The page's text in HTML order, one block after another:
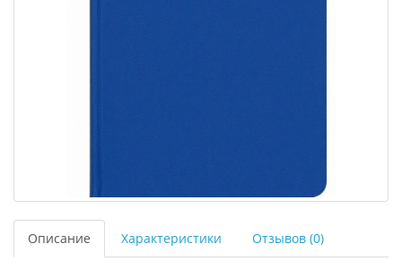
Описание Характеристики Отзывов (0)